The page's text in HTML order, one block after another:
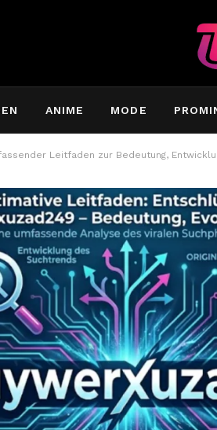
ANIME MODE
Leitfaden zur Bedeutung,